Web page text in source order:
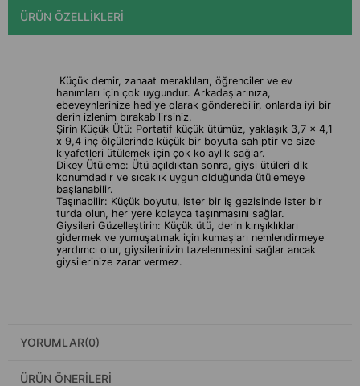
ÜRÜN ÖZELLIKLERI
Küçük demir, zanaat meraklıları, öğrenciler ve ev
hanımları için çok uygundur. Arkadaşlarınıza,
ebeveynlerinize hediye olarak gönderebilir, onlarda iyi bir
derin izlenim bırakabilirsiniz.
Şirin Küçük Ütü: Portatif küçük ütümüz, yaklaşık 3,7 x 4,1
x 9,4 inç ölçülerinde küçük bir boyuta sahiptir ve size
kıyafetleri ütülemek için çok kolaylık sağlar.
Dikey Ütüleme: Ütü açıldıktan sonra, giysi ütüleri dik
konumdadır ve sıcaklık uygun olduğunda ütülemeye
başlanabilir.
Taşınabilir: Küçük boyutu, ister bir iş gezisinde ister bir
turda olun, her yere kolayca taşınmasını sağlar.
Giysileri Güzelleştirin: Küçük ütü, derin kırışıklıkları
gidermek ve yumuşatmak için kumaşları nemlendirmeye
yardımcı olur, giysilerinizin tazelenmesini sağlar ancak
giysilerinize zarar vermez.
YORUMLAR(0)
ÜRÜN ÖNERILERI